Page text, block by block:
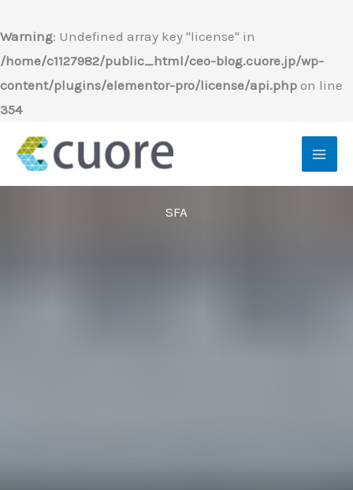
Warning: Undefined array key "license" in
/home/c1127982/public_html/ceo-blog.cuore.jp/wp-
content/plugins/elementor-pro/license/api.php on line
354
容
を
ス
キ
SFA